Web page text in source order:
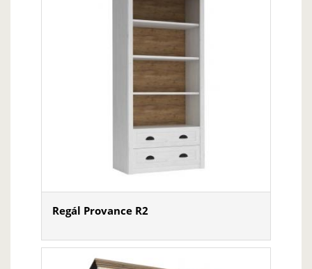
Regál Provance R2